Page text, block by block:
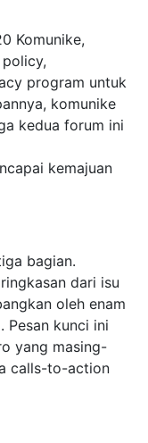
Komunike,
program untuk
komunike
kedua forum ini
kemajuan
bagian.
dari isu
oleh enam
Pesan kunci ini
yang masing-
calls-to-action